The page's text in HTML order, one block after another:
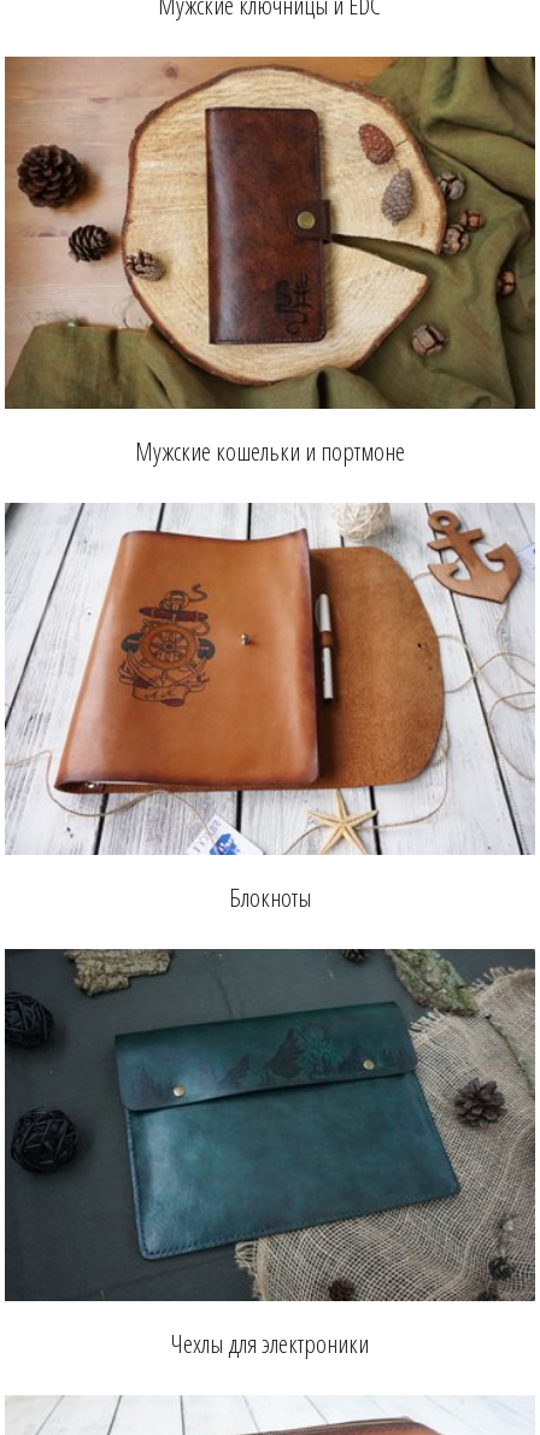
Мужские кошельки и портмоне
Блокноты
Чехлы для электроники